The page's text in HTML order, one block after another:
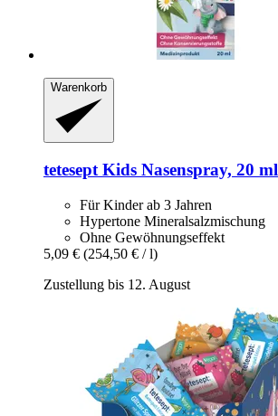
Warenkorb
tetesept Kids Nasenspray, 20 ml
Für Kinder ab 3 Jahren
Hypertone Mineralsalzmischung
Ohne Gewöhnungseffekt
5,09 € (254,50 € / l)
Zustellung bis 12. August